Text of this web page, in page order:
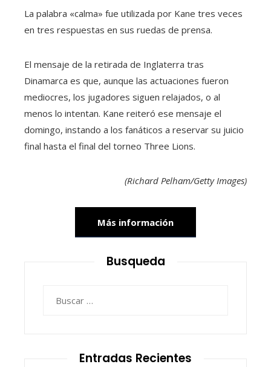
La palabra «calma» fue utilizada por Kane tres veces
en tres respuestas en sus ruedas de prensa.
El mensaje de la retirada de Inglaterra tras
Dinamarca es que, aunque las actuaciones fueron
mediocres, los jugadores siguen relajados, o al
menos lo intentan. Kane reiteró ese mensaje el
domingo, instando a los fanáticos a reservar su juicio
final hasta el final del torneo Three Lions.
(Richard Pelham/Getty Images)
Más información
Busqueda
Entradas Recientes